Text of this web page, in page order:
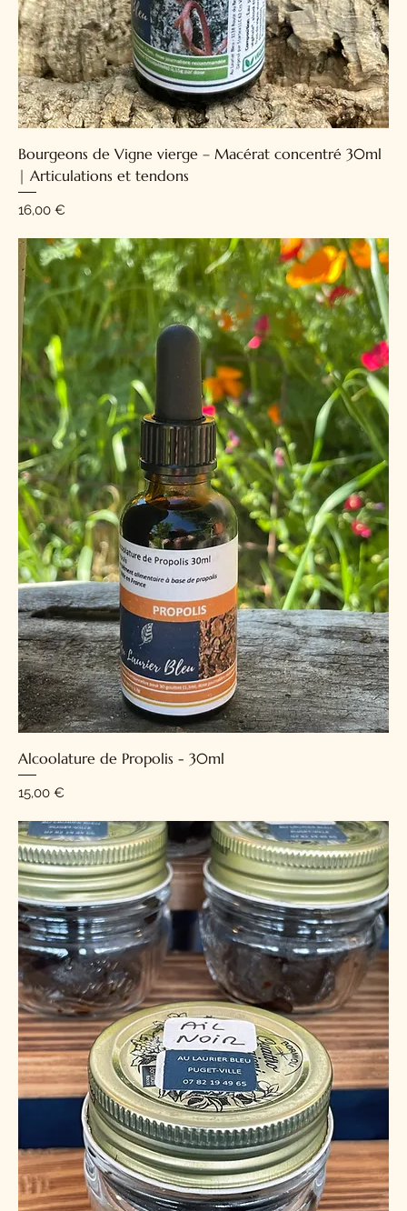
Bourgeons de Vigne vierge – Macérat concentré 30ml
| Articulations et tendons
Prix
16,00 €
Alcoolature de Propolis - 30ml
Prix
15,00 €